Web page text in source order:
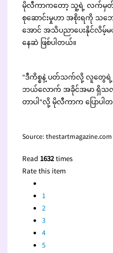
မိုလီကာကတော့ သူ့ရဲ့ လက်မှတ်ထို
စုဆောင်းမှုဟာ အစိုးရကို သဘေ
အောင် အသိပညာပေးနိုင်လိမ့်
နေဆဲ ဖြစ်ပါတယ်။
"ဒီကိစ္စနဲ့ ပတ်သက်လို့ လူတွေရဲ့
ဘယ်လောက် အခိုင်အမာ ရှိသလဲ
တာပါ"လို့ မိုလီကာက ပြောပါ
Source: thestartmagazine.com
Read 1632times
Rate this item
1
2
3
4
5